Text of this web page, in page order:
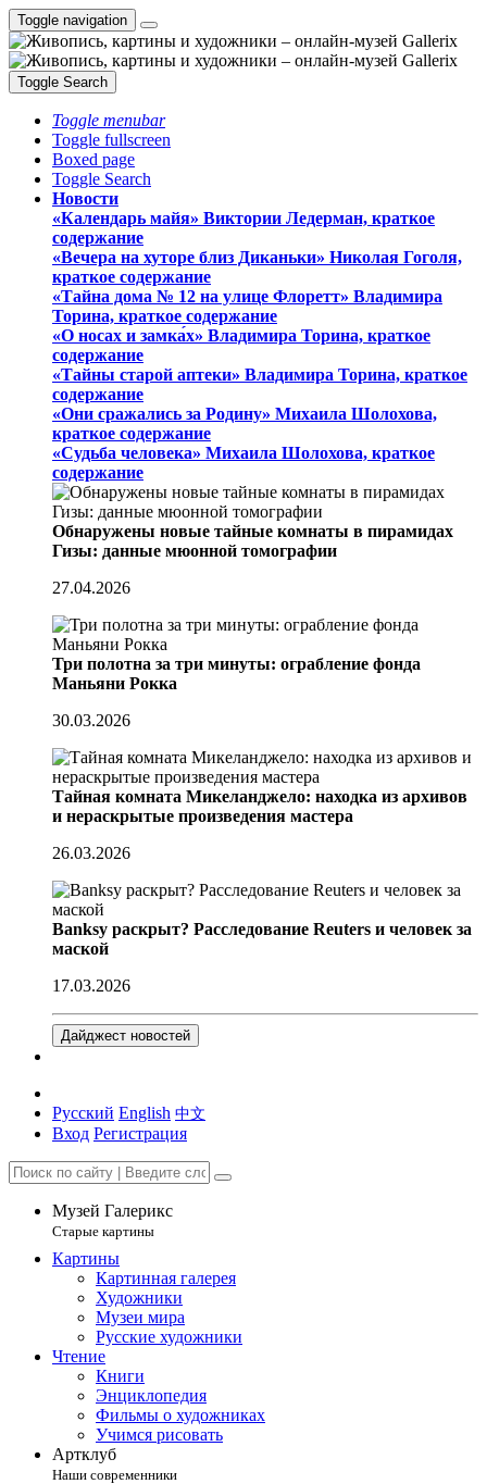
Toggle navigation
Toggle Search
Toggle menubar
Toggle fullscreen
Boxed page
Toggle Search
Новости
«Календарь майя» Виктории Ледерман, краткое
содержание
«Вечера на хуторе близ Диканьки» Николая Гоголя,
краткое содержание
«Тайна дома № 12 на улице Флоретт» Владимира
Торина, краткое содержание
«О носах и замка́х» Владимира Торина, краткое
содержание
«Тайны старой аптеки» Владимира Торина, краткое
содержание
«Они сражались за Родину» Михаила Шолохова,
краткое содержание
«Судьба человека» Михаила Шолохова, краткое
содержание
Обнаружены новые тайные комнаты в пирамидах
Гизы: данные мюонной томографии
27.04.2026
Три полотна за три минуты: ограбление фонда
Маньяни Рокка
30.03.2026
Тайная комната Микеланджело: находка из архивов
и нераскрытые произведения мастера
26.03.2026
Banksy раскрыт? Расследование Reuters и человек за
маской
17.03.2026
Дайджест новостей
Русский English 中文
Вход Регистрация
Музей Галерикс
Старые картины
Картины
Картинная галерея
Художники
Музеи мира
Русские художники
Чтение
Книги
Энциклопедия
Фильмы о художниках
Учимся рисовать
Артклуб
Наши современники